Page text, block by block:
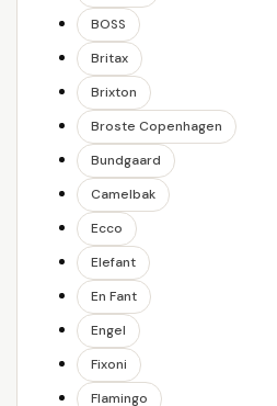
BOSS
Britax
Brixton
Broste Copenhagen
Bundgaard
Camelbak
Ecco
Elefant
En Fant
Engel
Fixoni
Flamingo